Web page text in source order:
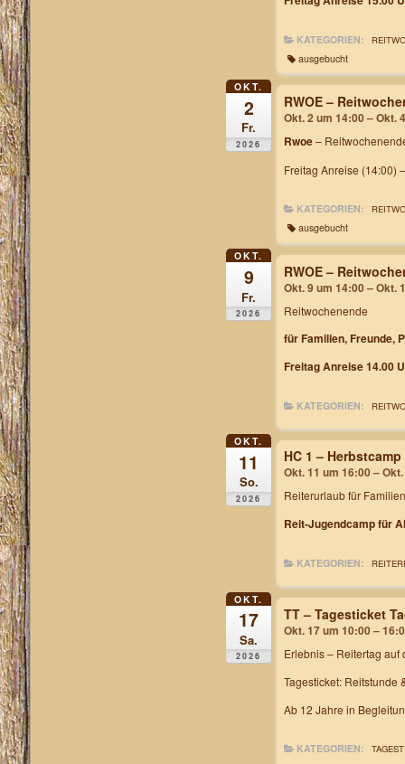
KATEGORIEN:
ausgebucht
OKT.
2
Fr.
2026
RWOE –
Okt. 2 um 14:00 – Okt.
Rwoe–
Freitag Anreise (14:00)
KATEGORIEN:
ausgebucht
OKT.
9
Fr.
2026
RWOE –
Okt. 9 um 14:00 – Okt.
Reitwochenende
für Familien, Freunde,
Freitag Anreise 14.00
KATEGORIEN:
OKT.
11
So.
2026
HC 1 – Herbstcamp
Okt. 11 um 16:00 –
Reiterurlaub für Familien
Reit-Jugendcamp für
KATEGORIEN:
OKT.
17
Sa.
2026
TT – Tagesticket
Okt. 17 um 10:00 –
Erlebnis – Reitertag auf
Tagesticket: Reitstunde
Ab 12 Jahre in
KATEGORIEN: